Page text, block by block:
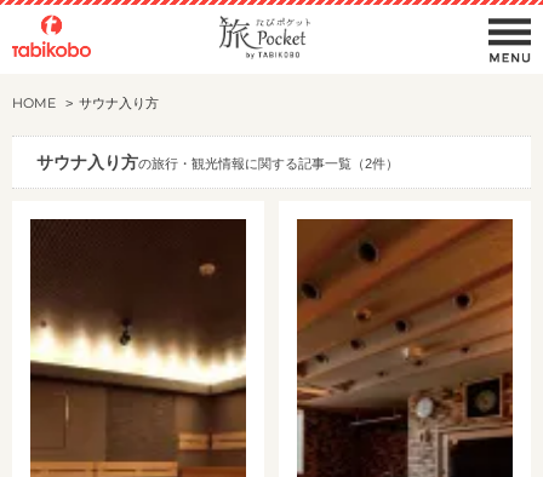
HOME サウナ入り方
サウナ入り方の旅行・観光情報に関する記事一覧（2件）